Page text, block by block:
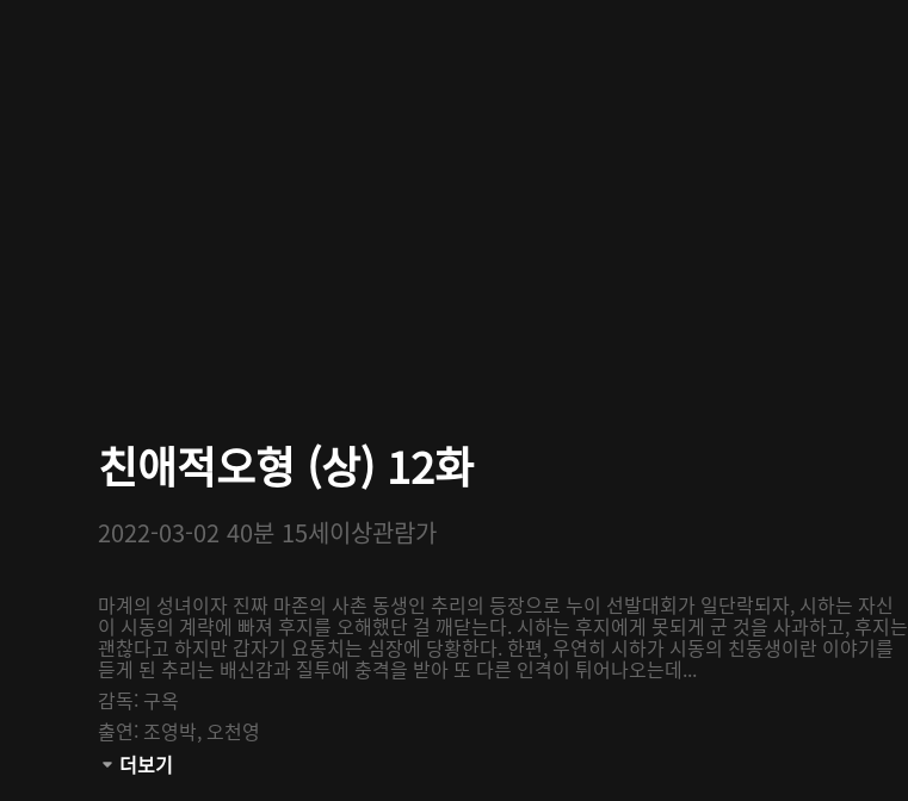
친애적오형 (상) 12화
2022-03-02 40분 15세이상관람가
마계의 성녀이자 진짜 마존의 사촌 동생인 추리의 등장으로 누이 선발대회가 일단락되자, 시하는 자신
이 시동의 계략에 빠져 후지를 오해했단 걸 깨닫는다. 시하는 후지에게 못되게 군 것을 사과하고, 후지는
괜찮다고 하지만 갑자기 요동치는 심장에 당황한다. 한편, 우연히 시하가 시동의 친동생이란 이야기를
듣게 된 추리는 배신감과 질투에 충격을 받아 또 다른 인격이 튀어나오는데...
감독: 구옥
출연: 조영박, 오천영
관람등급:
더보기